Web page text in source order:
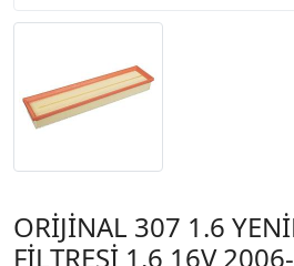
ORİJİNAL 307 1.6
FİLTRESİ 1.6 16V